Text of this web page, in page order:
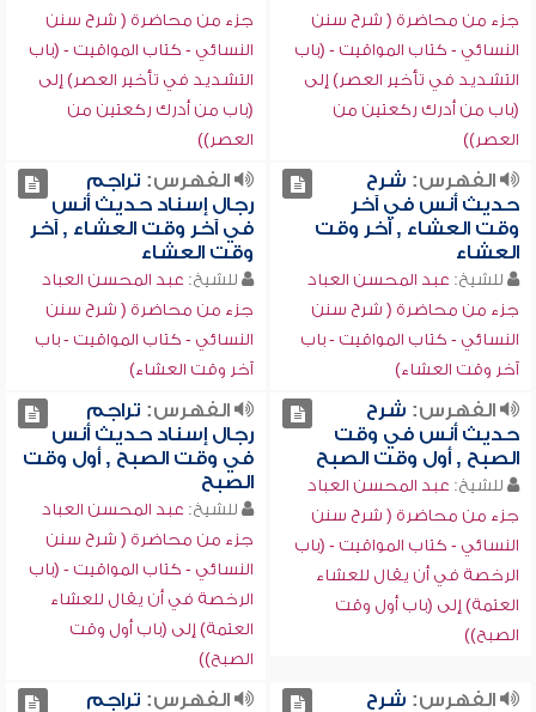
جزء من محاضرة ( شرح سنن
النسائي - كتاب المواقيت - (باب
التشديد في تأخير العصر) إلى
(باب من أدرك ركعتين من
العصر))
جزء من محاضرة ( شرح سنن
النسائي - كتاب المواقيت - (باب
التشديد في تأخير العصر) إلى
(باب من أدرك ركعتين من
العصر))
الفهرس: شرح
حديث أنس في آخر
وقت العشاء , آخر وقت
العشاء
للشيخ: عبد المحسن العباد
جزء من محاضرة ( شرح سنن
النسائي - كتاب المواقيت - باب
آخر وقت العشاء)
الفهرس: تراجم
رجال إسناد حديث أنس
في آخر وقت العشاء , آخر
وقت العشاء
للشيخ: عبد المحسن العباد
جزء من محاضرة ( شرح سنن
النسائي - كتاب المواقيت - باب
آخر وقت العشاء)
الفهرس: شرح
حديث أنس في وقت
الصبح , أول وقت الصبح
للشيخ: عبد المحسن العباد
جزء من محاضرة ( شرح سنن
النسائي - كتاب المواقيت - (باب
الرخصة في أن يقال للعشاء
العتمة) إلى (باب أول وقت
الصبح))
الفهرس: تراجم
رجال إسناد حديث أنس
في وقت الصبح , أول وقت
الصبح
للشيخ: عبد المحسن العباد
جزء من محاضرة ( شرح سنن
النسائي - كتاب المواقيت - (باب
الرخصة في أن يقال للعشاء
العتمة) إلى (باب أول وقت
الصبح))
الفهرس: شرح
الفهرس: تراجم